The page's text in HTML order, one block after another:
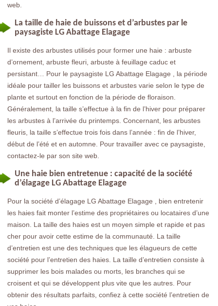
web.
La taille de haie de buissons et d’arbustes par le
paysagiste LG Abattage Elagage
Il existe des arbustes utilisés pour former une haie : arbuste
d’ornement, arbuste fleuri, arbuste à feuillage caduc et
persistant… Pour le paysagiste LG Abattage Elagage , la période
idéale pour tailler les buissons et arbustes varie selon le type de
plante et surtout en fonction de la période de floraison.
Généralement, la taille s’effectue à la fin de l’hiver pour préparer
les arbustes à l’arrivée du printemps. Concernant, les arbustes
fleuris, la taille s’effectue trois fois dans l’année : fin de l’hiver,
début de l’été et en automne. Pour travailler avec ce paysagiste,
contactez-le par son site web.
Une haie bien entretenue : capacité de la société
d’élagage LG Abattage Elagage
Pour la société d’élagage LG Abattage Elagage , bien entretenir
les haies fait monter l’estime des propriétaires ou locataires d’une
maison. La taille des haies est un moyen simple et rapide et pas
cher pour avoir cette estime de la communauté. La taille
d’entretien est une des techniques que les élagueurs de cette
société pour l’entretien des haies. La taille d’entretien consiste à
supprimer les bois malades ou morts, les branches qui se
croisent et qui se développent plus vite que les autres. Pour
obtenir des résultats parfaits, confiez à cette société l’entretien de